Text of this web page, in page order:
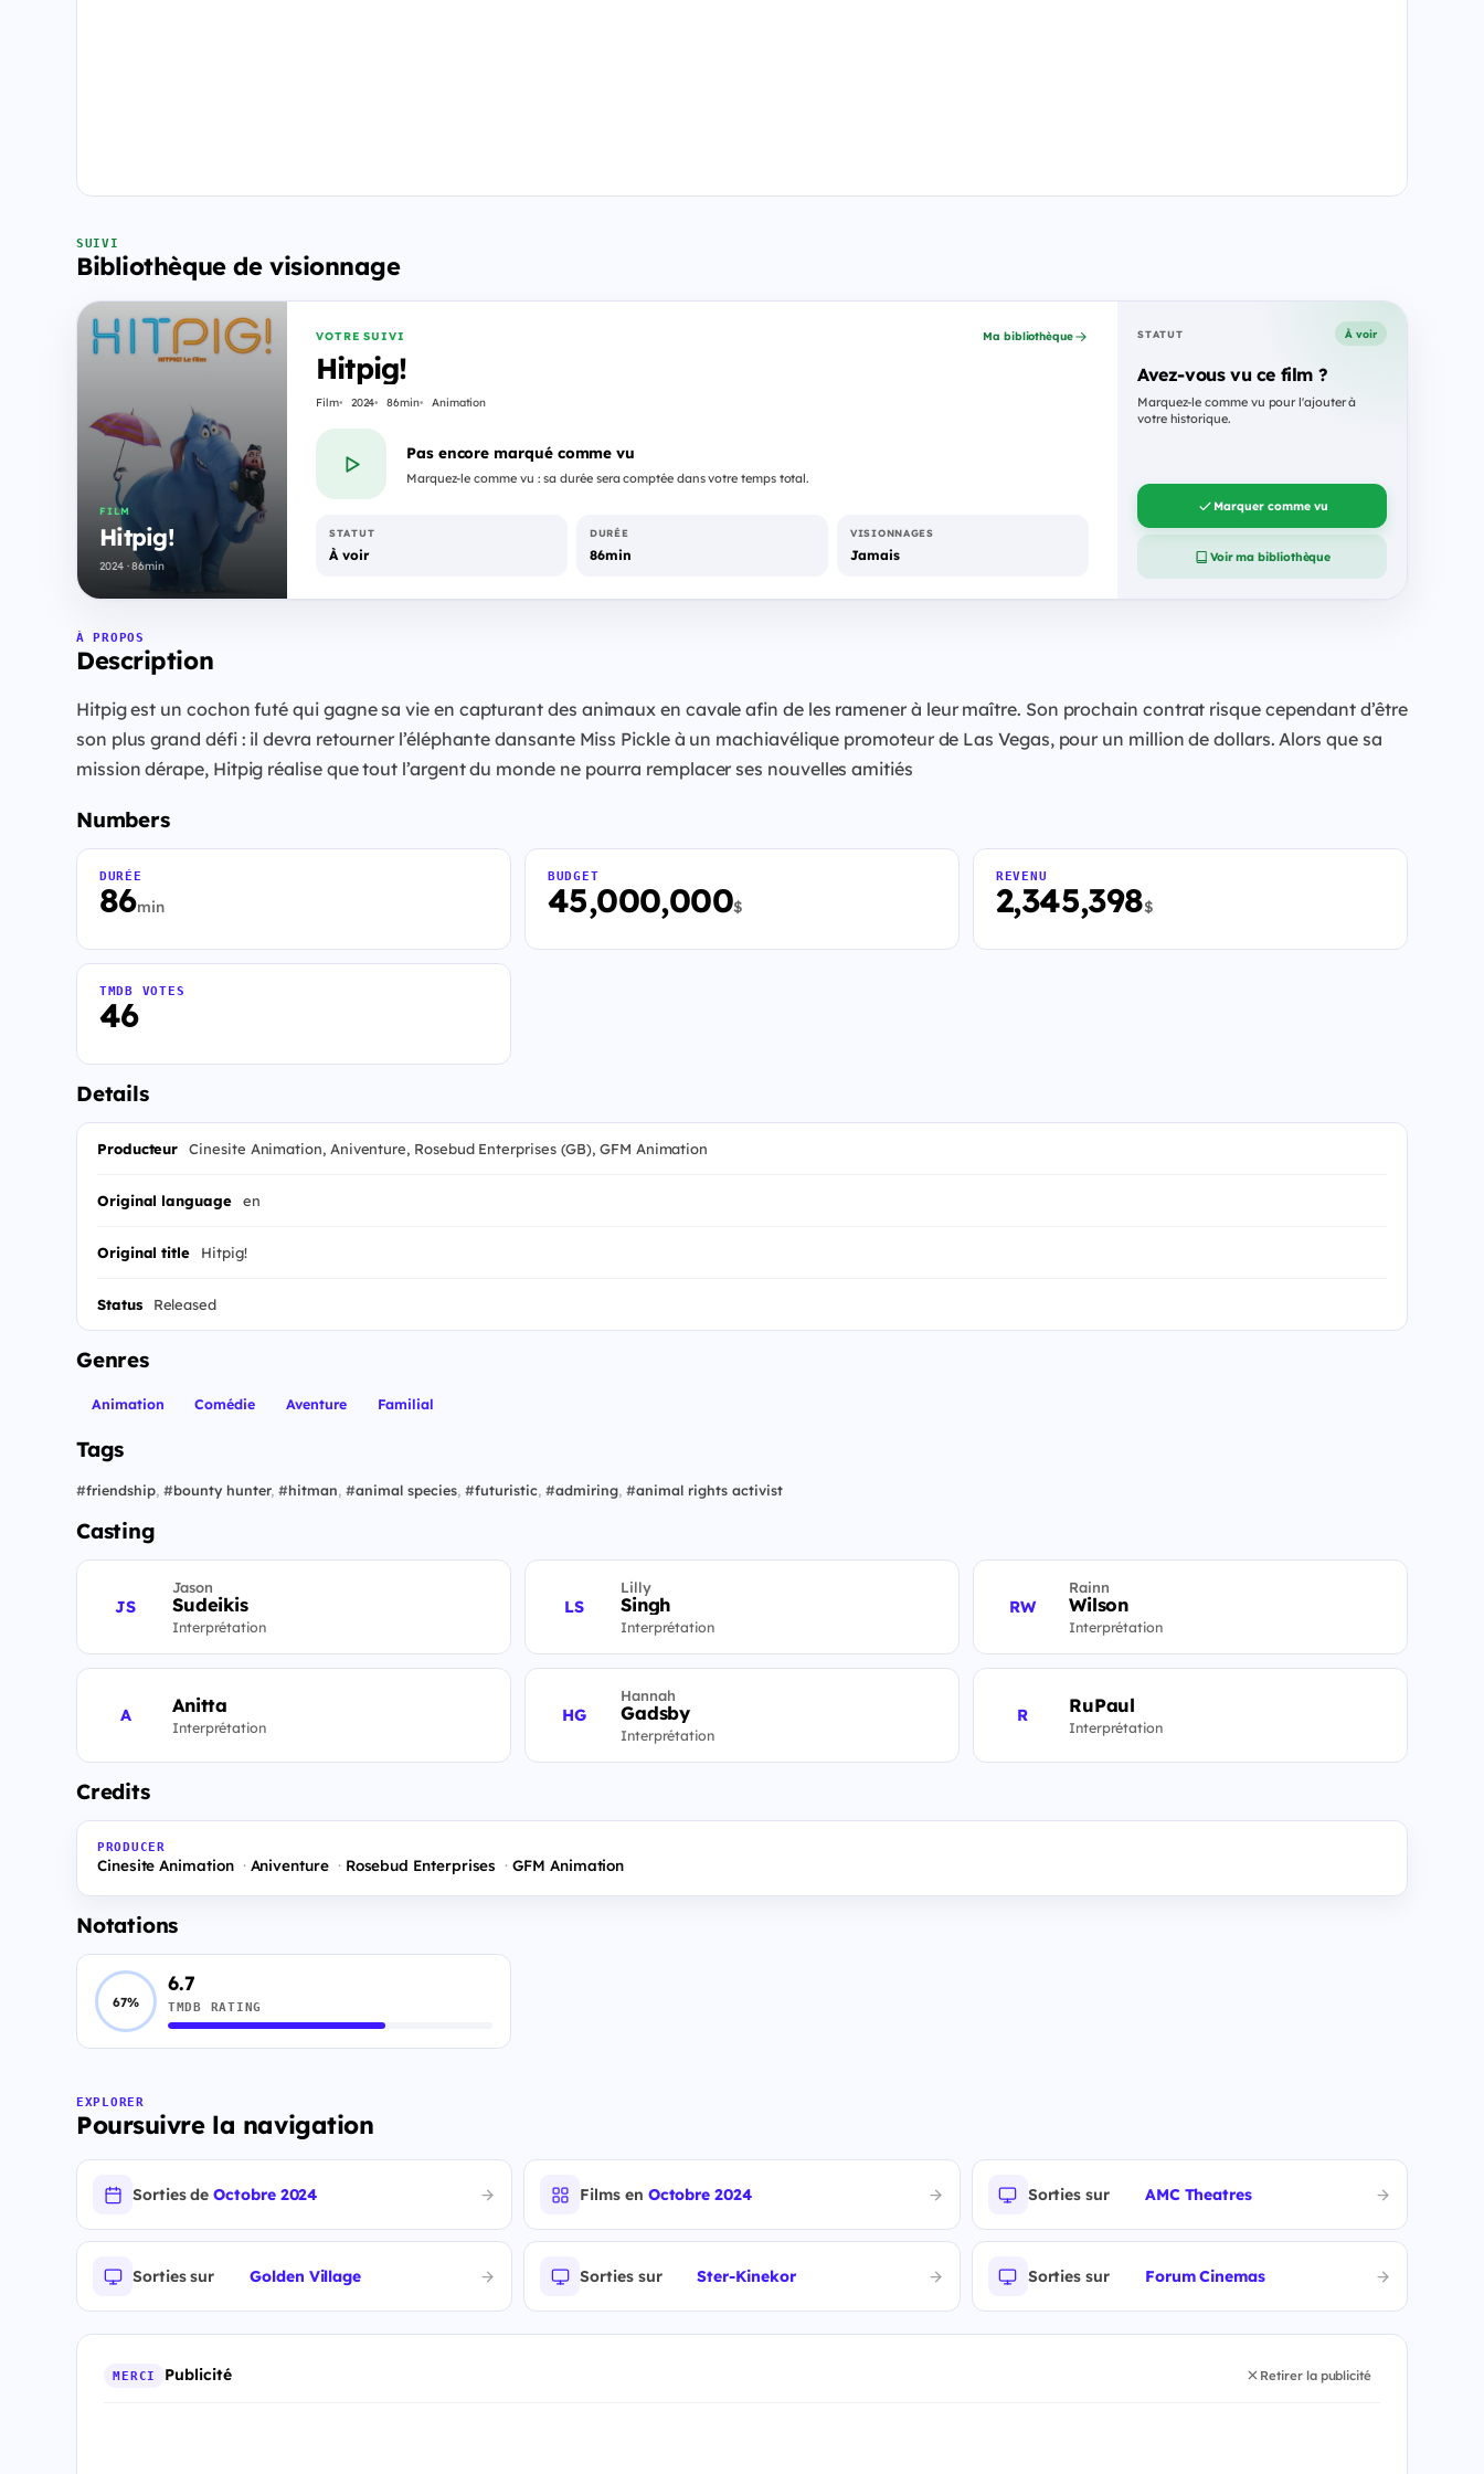
SUIVI
Bibliothèque de visionnage
FILM
Hitpig!
2024 · 86min
VOTRE SUIVI
Hitpig!
Film 2024 86min Animation
Ma bibliothèque
Pas encore marqué comme vu
Marquez-le comme vu : sa durée sera comptée dans votre temps total.
STATUT
À voir
DURÉE
86min
VISIONNAGES
Jamais
STATUT À voir
Avez-vous vu ce film ?
Marquez-le comme vu pour l'ajouter à
votre historique.
Marquer comme vu
Voir ma bibliothèque
À PROPOS
Description
Hitpig est un cochon futé qui gagne sa vie en capturant des animaux en cavale afin de les ramener à leur maître. Son prochain contrat risque cependant d’être
son plus grand défi : il devra retourner l’éléphante dansante Miss Pickle à un machiavélique promoteur de Las Vegas, pour un million de dollars. Alors que sa
mission dérape, Hitpig réalise que tout l’argent du monde ne pourra remplacer ses nouvelles amitiés
Numbers
86min
DURÉE
45,000,000$
BUDGET
2,345,398$
REVENU
46
TMDB VOTES
Details
Producteur Cinesite Animation, Aniventure, Rosebud Enterprises (GB), GFM Animation
Original language en
Original title Hitpig!
Status Released
Genres
Animation Comédie Aventure Familial
Tags
#friendship, #bounty hunter, #hitman, #animal species, #futuristic, #admiring, #animal rights activist
Casting
JS
Jason
Sudeikis
Interprétation
LS
Lilly
Singh
Interprétation
RW
Rainn
Wilson
Interprétation
A Anitta
Interprétation
HG
Hannah
Gadsby
Interprétation
R RuPaul
Interprétation
Credits
PRODUCER
Cinesite Animation Aniventure Rosebud Enterprises GFM Animation
Notations
67%
6.7
TMDB RATING
EXPLORER
Poursuivre la navigation
Sorties deOctobre 2024 Films en Octobre 2024 Sorties sur AMC Theatres
Sorties sur Golden Village Sorties sur Ster-Kinekor Sorties sur Forum Cinemas
MERCI Publicité Retirer la publicité